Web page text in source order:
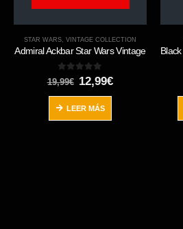
STAR WARS, VINTAGE COLLECTION
Admiral Ackbar Star Wars Vintage
0out of 5
19,99€ El
precio
original
era:
19,99€.
12,99€El
LEER MÁS